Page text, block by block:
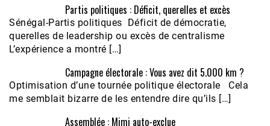
Partis politiques : Déficit, querelles et excès
Sénégal-Partis politiques Déficit de démocratie,
querelles de leadership ou excès de centralisme
L’expérience a montré […]
Campagne électorale : Vous avez dit 5.000 km ?
Optimisation d’une tournée politique électorale Cela
me semblait bizarre de les entendre dire qu’ils […]
Assemblée : Mimi auto-exclue